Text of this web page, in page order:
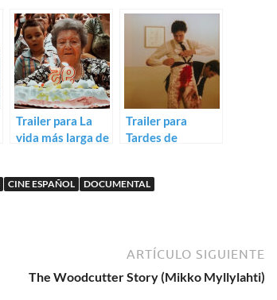
Trailer para La
vida más larga de
Trailer para
Tardes de
CINE ESPAÑOL
DOCUMENTAL
ARTÍCULO SIGUIENTE
The Woodcutter Story (Mikko Myllylahti)